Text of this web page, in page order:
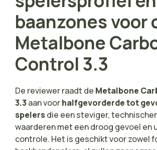
baanzones voor
Metalbone
Control 3.3
De reviewer raadt de Metalbone
3.3aan voorhalfgevorderde tot
spelersdie een steviger,
waarderen met een droog gevoel en
controle. Het is geschikt voor zowel